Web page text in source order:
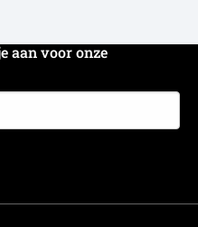
aan voor onze